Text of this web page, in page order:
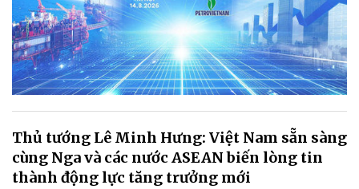
Thủ tướng Lê Minh Hưng: Việt Nam sẵn sàng
cùng Nga và các nước ASEAN biến lòng tin
thành động lực tăng trưởng mới